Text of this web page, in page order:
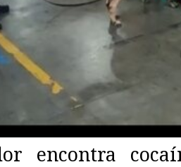
encontra